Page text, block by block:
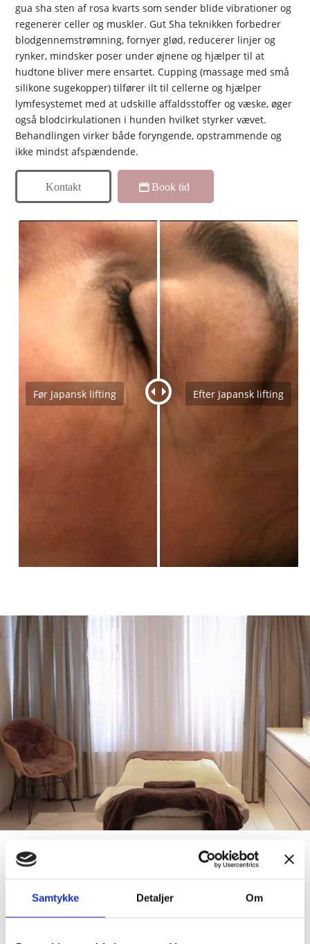
Samtykke Detaljer Om
gua sha sten af rosa kvarts som sender blide vibrationer og
regenerer celler og muskler. Gut Sha teknikken forbedrer
blodgennemstrømning, fornyer glød, reducerer linjer og
rynker, mindsker poser under øjnene og hjælper til at
hudtone bliver mere ensartet. Cupping (massage med små
silikone sugekopper) tilfører ilt til cellerne og hjælper
lymfesystemet med at udskille affaldsstoffer og væske, øger
også blodcirkulationen i hunden hvilket styrker vævet.
Behandlingen virker både foryngende, opstrammende og
ikke mindst afspændende.
Kontakt Book tid
Før Japansk lifting Efter Japansk lifting
Læs hvad vores kunder siger om os